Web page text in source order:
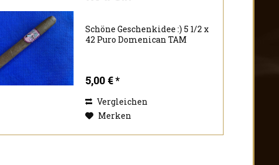
Schöne Geschenkidee :) 5 1/2 x
42 Puro Domenican TAM
5,00 € *
Vergleichen
Merken